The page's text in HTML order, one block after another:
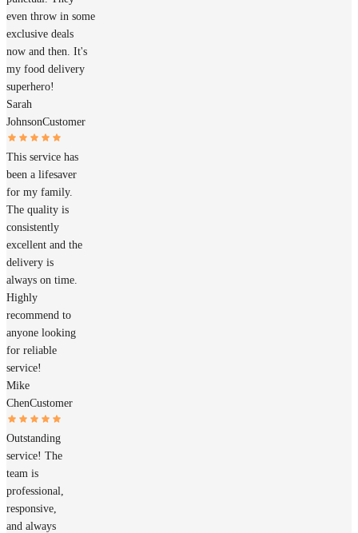
even throw in some
exclusive deals
now and then. It's
my food delivery
superhero!
Sarah
JohnsonCustomer
This service has
been a lifesaver
for my family.
The quality is
consistently
excellent and the
delivery is
always on time.
Highly
recommend to
anyone looking
for reliable
service!
Mike
ChenCustomer
Outstanding
service! The
team is
professional,
responsive,
and always